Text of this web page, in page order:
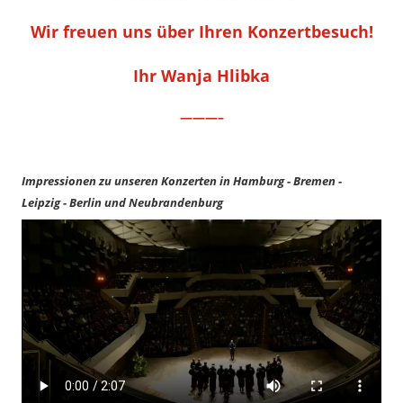
Wir freuen uns über Ihren Konzertbesuch!
Ihr Wanja Hlibka
———–
Impressionen zu unseren Konzerten in Hamburg - Bremen -
Leipzig - Berlin und Neubrandenburg